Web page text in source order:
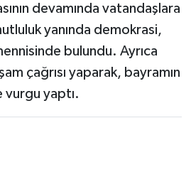
devamında vatandaşlara
yanında demokrasi,
bulundu. Ayrıca
çağrısı yaparak, bayramın
vurgu yaptı.